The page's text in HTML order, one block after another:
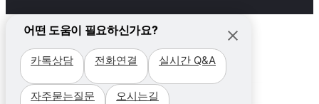
어떤 도움이 필요하신가요?
카톡상담 전화연결 실시간 Q&A
자주묻는질문 오시는길
필리핀